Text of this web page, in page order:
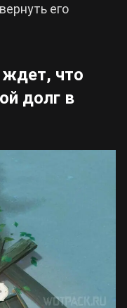
его
что
долг в